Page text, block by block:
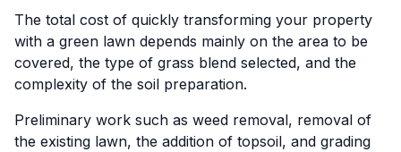
The total cost of quickly transforming your property
with a green lawn depends mainly on the area to be
covered, the type of grass blend selected, and the
complexity of the soil preparation.
Preliminary work such as weed removal, removal of
the existing lawn, the addition of topsoil, and grading